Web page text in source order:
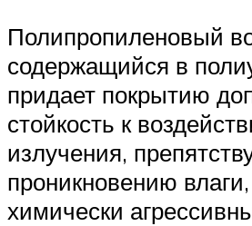
Полипропиленовый
содержащийся в
придает покрытию
стойкость к
излучения,
проникновению влаги,
химически